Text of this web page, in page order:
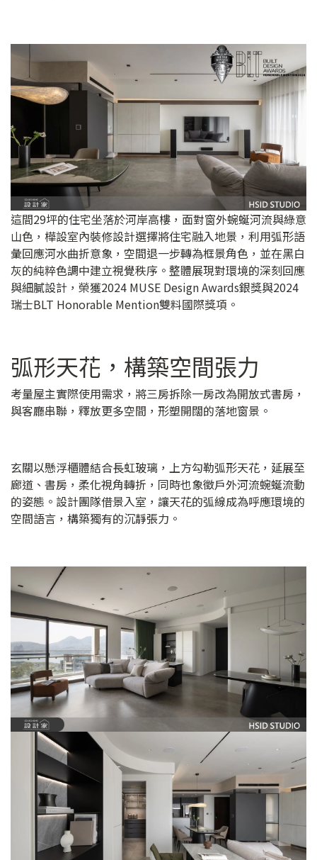
這間29坪的住宅坐落於河岸高樓，面對窗外蜿蜒河流與綠意
山色，樺設室內裝修設計選擇將住宅融入地景，利用弧形語
彙回應河水曲折意象，空間退一步轉為框景角色，並在黑白
灰的純粹色調中建立視覺秩序。整體展現對環境的深刻回應
與細膩設計，榮獲2024 MUSE Design Awards銀獎與2024
瑞士BLT Honorable Mention雙料國際獎項。
弧形天花，構築空間張力
考量屋主實際使用需求，將三房拆除一房改為開放式書房，
與客廳串聯，釋放更多空間，形塑開闊的落地窗景。
玄關以懸浮櫃體結合長虹玻璃，上方勾勒弧形天花，延展至
廊道、書房，柔化視角轉折，同時也象徵戶外河流蜿蜒流動
的姿態。設計團隊借景入室，讓天花的弧線成為呼應環境的
空間語言，構築獨有的沉靜張力。